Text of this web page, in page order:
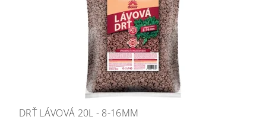
DRŤ LÁVOVÁ 20L - 8-16MM